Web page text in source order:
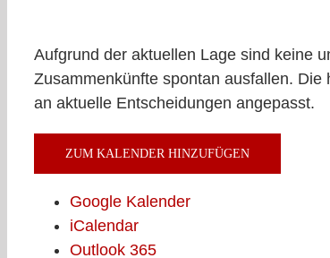
Aufgrund der aktuellen Lage sind keine
Zusammenkünfte spontan ausfallen.
an aktuelle Entscheidungen angepasst.
ZUM KALENDER HINZUFÜGEN
Google Kalender
iCalendar
Outlook 365